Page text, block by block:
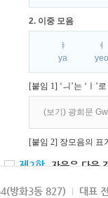
2. 이중 모음
ㅑ
ya
ㅕ
yeo
[붙임 1] ‘ㅢ’는 ‘ㅣ’
(보기) 광희문
[붙임 2] 장모음의 표
제2항 자음은 다음
1. 파열음
방화3동 827) 대표